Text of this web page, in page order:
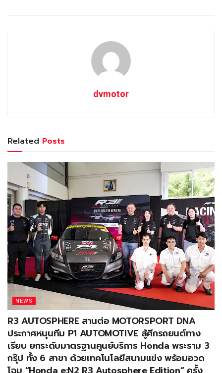
dvmotor
Related Posts
NEWS
R3 AUTOSPHERE สานต่อ MOTORSPORT DNA
ประกาศหนุนทีม P1 AUTOMOTIVE สู้ศึกรถยนต์ทาง
เรียบ ยกระดับมาตรฐานศูนย์บริการ Honda พระราม 3
กรุ๊ป ทั้ง 6 สาขา ด้วยเทคโนโลยีสนามแข่ง พร้อมอวด